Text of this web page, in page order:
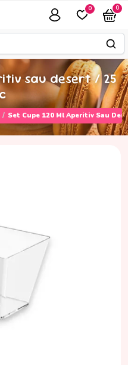
0 0
sau desert / 25
Set Cupe 120 Ml Aperitiv Sau